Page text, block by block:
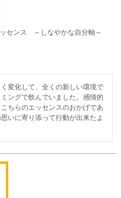
センス ～しなやかな自分軸～
変化して、全くの新しい環境で
ングで飲んでいました。感情的
ちらのエッセンスのおかげであ
いに寄り添って行動が出来たよ